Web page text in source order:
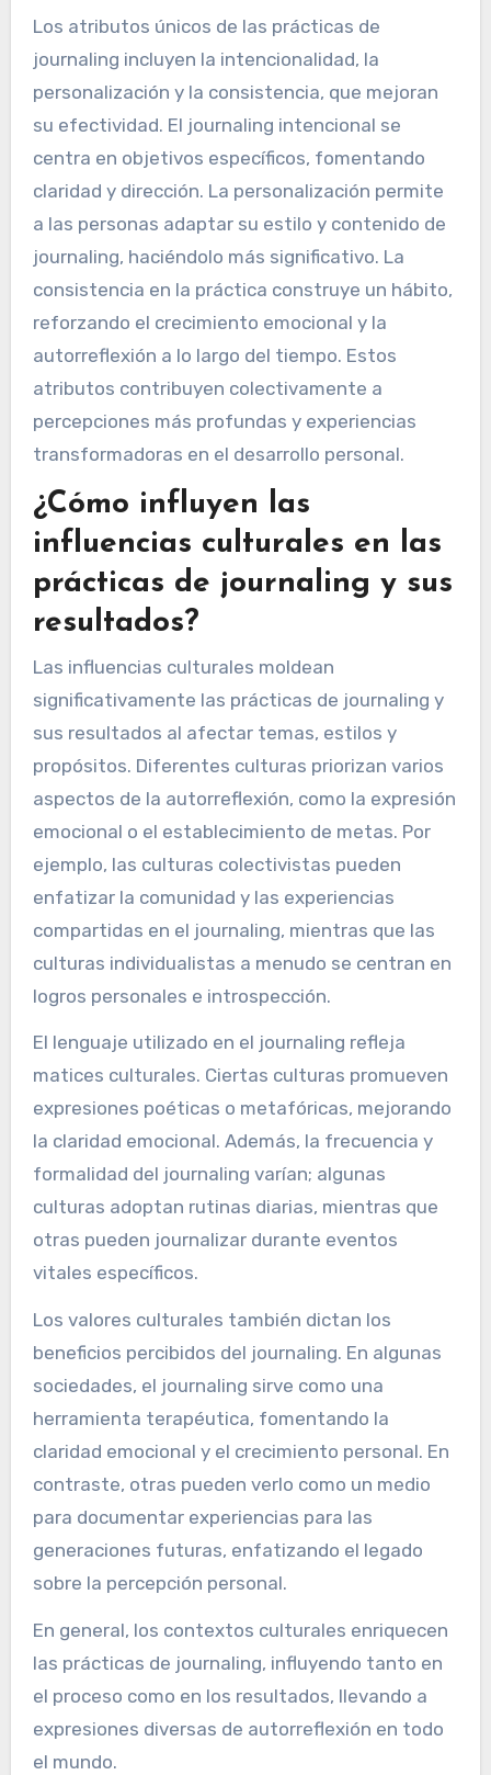
Los atributos únicos de las prácticas de
journaling incluyen la intencionalidad, la
personalización y la consistencia, que mejoran
su efectividad. El journaling intencional se
centra en objetivos específicos, fomentando
claridad y dirección. La personalización permite
a las personas adaptar su estilo y contenido de
journaling, haciéndolo más significativo. La
consistencia en la práctica construye un hábito,
reforzando el crecimiento emocional y la
autorreflexión a lo largo del tiempo. Estos
atributos contribuyen colectivamente a
percepciones más profundas y experiencias
transformadoras en el desarrollo personal.
¿Cómo influyen las
influencias culturales en las
prácticas de journaling y sus
resultados?
Las influencias culturales moldean
significativamente las prácticas de journaling y
sus resultados al afectar temas, estilos y
propósitos. Diferentes culturas priorizan varios
aspectos de la autorreflexión, como la expresión
emocional o el establecimiento de metas. Por
ejemplo, las culturas colectivistas pueden
enfatizar la comunidad y las experiencias
compartidas en el journaling, mientras que las
culturas individualistas a menudo se centran en
logros personales e introspección.
El lenguaje utilizado en el journaling refleja
matices culturales. Ciertas culturas promueven
expresiones poéticas o metafóricas, mejorando
la claridad emocional. Además, la frecuencia y
formalidad del journaling varían; algunas
culturas adoptan rutinas diarias, mientras que
otras pueden journalizar durante eventos
vitales específicos.
Los valores culturales también dictan los
beneficios percibidos del journaling. En algunas
sociedades, el journaling sirve como una
herramienta terapéutica, fomentando la
claridad emocional y el crecimiento personal. En
contraste, otras pueden verlo como un medio
para documentar experiencias para las
generaciones futuras, enfatizando el legado
sobre la percepción personal.
En general, los contextos culturales enriquecen
las prácticas de journaling, influyendo tanto en
el proceso como en los resultados, llevando a
expresiones diversas de autorreflexión en todo
el mundo.